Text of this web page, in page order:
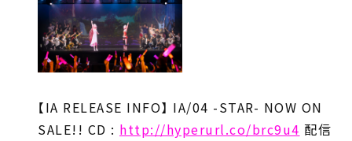
【IA RELEASE INFO】 IA/04 -STAR- NOW ON
SALE!! CD : http://hyperurl.co/brc9u4 配信